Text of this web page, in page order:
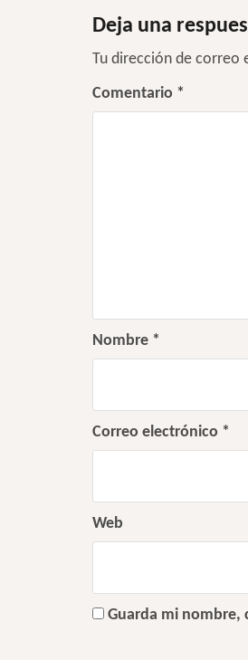
Deja una
Tu dirección de correo
Comentario *
Nombre *
Correo electrónico *
Web
Guarda mi nombre,